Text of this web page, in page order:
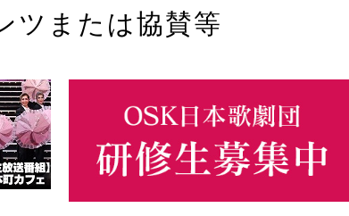
ツまたは協賛等